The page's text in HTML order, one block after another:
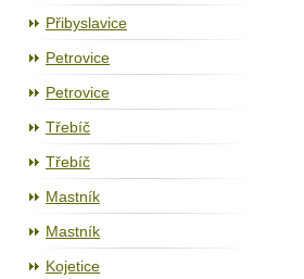
Přibyslavice
Petrovice
Petrovice
Třebíč
Třebíč
Mastník
Mastník
Kojetice